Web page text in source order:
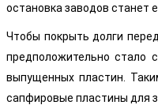
остановка заводов станет
Чтобы покрыть долги
предположительно стало
выпущенных пластин.
сапфировые пластины для